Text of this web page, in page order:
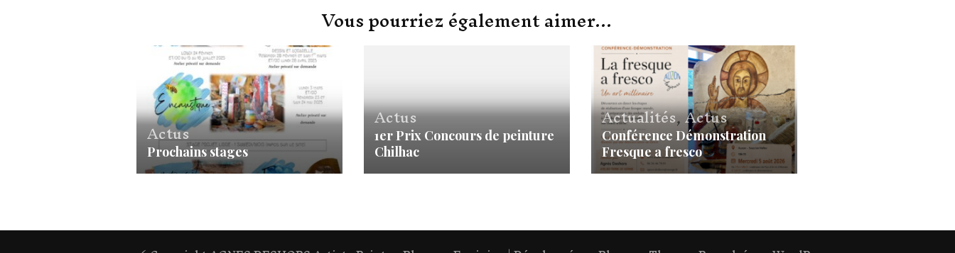
Vous pourriez également aimer...
Actus
Prochains stages
Actus
1er Prix Concours de peinture
Chilhac
Actualités,Actus
Conférence Démonstration
Fresque a fresco